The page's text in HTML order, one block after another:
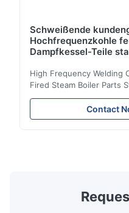
Schweißende
Hochfrequenzkohle
Dampfkessel-Teile
High Frequency Welding
Fired Steam Boiler Parts
Coil Boiler economizer
the energy improving
reduce the cost of
boilers is generally in the
range of 200°C – 250°C,
Contact